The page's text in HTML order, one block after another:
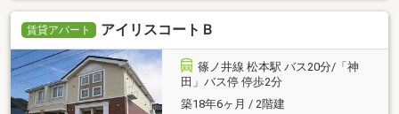
賃貸アパート アイリスコートＢ
篠ノ井線 松本駅 バス20分/「神
田」バス停 停歩2分
築18年6ヶ月 / 2階建